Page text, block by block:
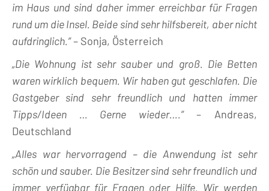
im Haus und sind daher immer erreichbar für Fragen
rund um die Insel. Beide sind sehr hilfsbereit, aber nicht
aufdringlich.”– Sonja, Österreich
„Die Wohnung ist sehr sauber und groß. Die Betten
waren wirklich bequem. Wir haben gut geschlafen. Die
Gastgeber sind sehr freundlich und hatten immer
Tipps/Ideen … Gerne wieder….”
– Andreas,
Deutschland
„Alles war hervorragend – die Anwendung ist sehr
schön und sauber. Die Besitzer sind sehr freundlich und
immer verfügbar für Fragen oder Hilfe. Wir werden